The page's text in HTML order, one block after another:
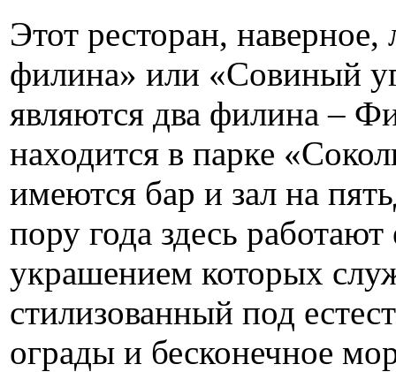
Этот ресторан,
филина» или «Совиный
являются два филина –
находится в парке
имеются бар и зал на
пору года здесь
украшением которых
стилизованный под
ограды и бесконечное